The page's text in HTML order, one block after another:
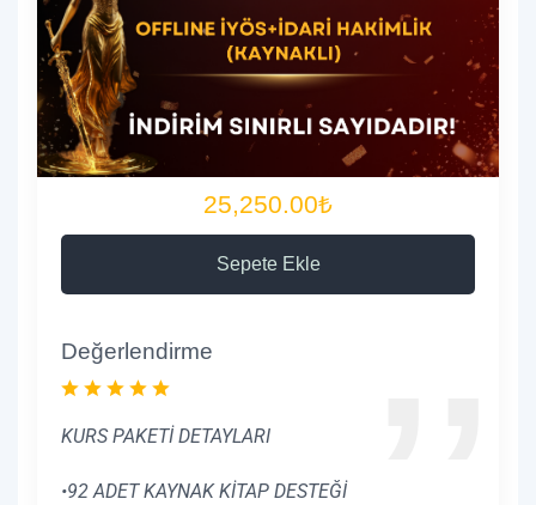
25,250.00₺
Sepete Ekle
Değerlendirme
KURS PAKETİ DETAYLARI
•92 ADET KAYNAK KİTAP DESTEĞİ